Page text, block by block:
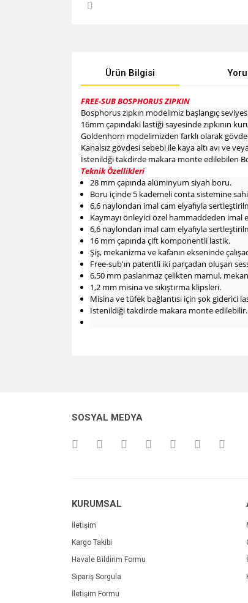
Ürün Bilgisi
FREE-SUB BOSPHORUS ZIPKIN
Bosphorus zıpkın modelimiz başlangıç
16mm çapındaki lastiği sayesinde zıpkının
Goldenhorn modelimizden farklı olarak
Kanalsız gövdesi sebebi ile kaya altı avı ve
İstenildği takdirde makara monte edilebilen
Teknik Özellikleri
28 mm çapında alüminyum siyah boru.
Boru içinde 5 kademeli conta sistemine
6,6 naylondan imal cam elyafıyla
Kaymayı önleyici özel hammaddeden imal
6,6 naylondan imal cam elyafıyla
16 mm çapında çift komponentli lastik.
Şiş, mekanizma ve kafanın ekseninde
Free-sub'ın patentli iki parçadan oluşan
6,50 mm paslanmaz çelikten mamul,
1,2 mm misina ve sıkıştırma klipsleri.
Misina ve tüfek bağlantısı için şok giderici
İstenildiği takdirde makara monte edilebilir.
Ürün açıklamasında eksik bilgiler bulunuyor.
SOSYAL MEDYA
KURUMSAL
İletişim
Kargo Takibi
Havale Bildirim Formu
Sipariş Sorgula
İletişim Formu